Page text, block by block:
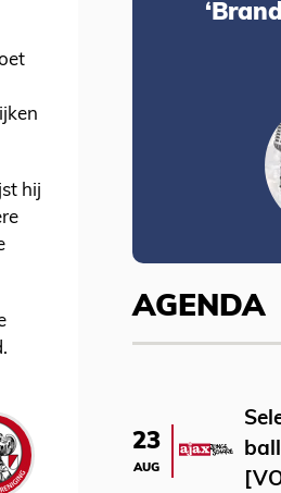
hij
AGENDA
23
AUG